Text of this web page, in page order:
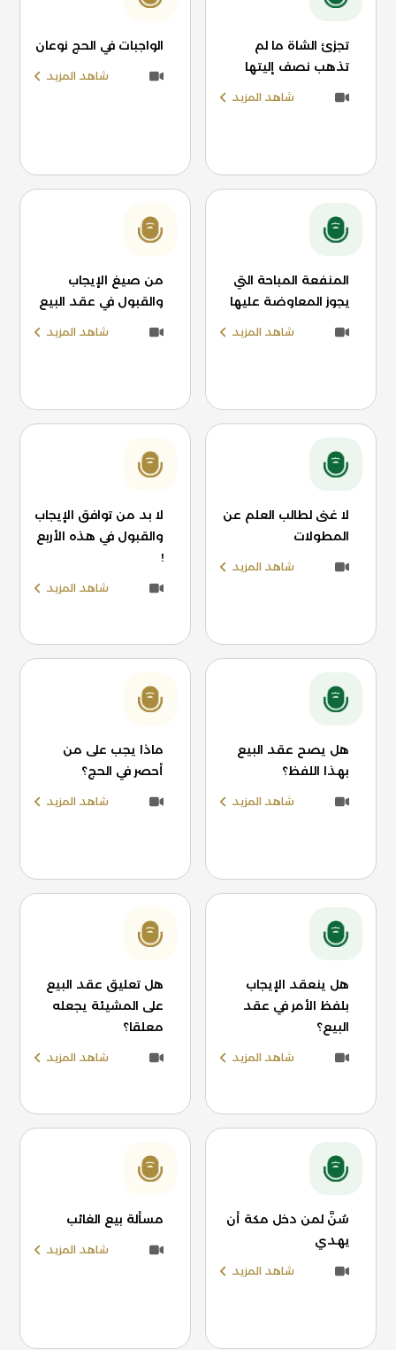
تجزئ الشاة ما لم
تذهب نصف إليتها
شاهد المزيد
الواجبات في الحج نوعان
شاهد المزيد
المنفعة المباحة التي
يجوز المعاوضة عليها
شاهد المزيد
من صيغ الإيجاب
والقبول في عقد البيع
شاهد المزيد
لا غنى لطالب العلم عن
المطولات
شاهد المزيد
لا بد من توافق الإيجاب
والقبول في هذه الأربع
!
شاهد المزيد
هل يصح عقد البيع
بهذا اللفظ؟
شاهد المزيد
ماذا يجب على من
أحصر في الحج؟
شاهد المزيد
هل ينعقد الإيجاب
بلفظ الأمر في عقد
البيع؟
شاهد المزيد
هل تعليق عقد البيع
على المشيئة يجعله
معلقا؟
شاهد المزيد
سُنَّ لمن دخل مكة أن
يهدي
شاهد المزيد
مسألة بيع الغائب
شاهد المزيد